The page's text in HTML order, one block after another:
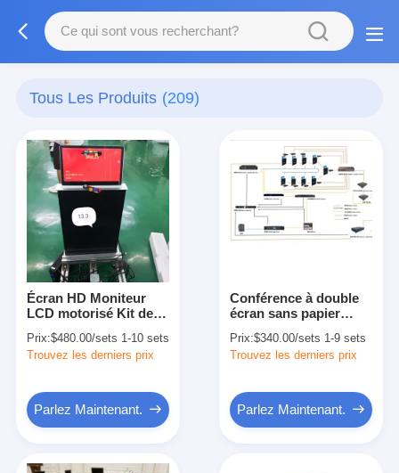
Tous Les Produits (209)
Écran HD Moniteur
LCD motorisé Kit de
pouces OEM
Prix:$480.00/sets 1-10 sets
Trouvez les derniers prix
Parlez Maintenant.
Conférence à double
écran sans papier
moniteur motorisé
Aluminium brossé
Prix:$340.00/sets 1-9 sets
Trouvez les derniers prix
Parlez Maintenant.